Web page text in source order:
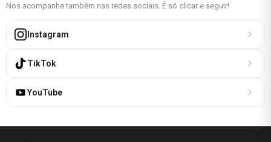
Nos acompanhe também nas redes sociais. É só clicar e seguir!
Instagram
TikTok
YouTube